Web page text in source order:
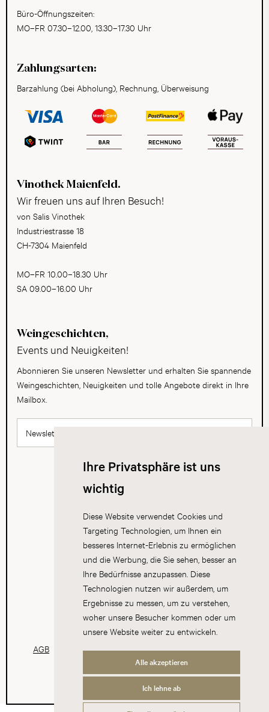
Ihre Privatsphäre ist uns
wichtig
Diese Website verwendet Cookies und
Targeting Technologien, um Ihnen ein
besseres Internet-Erlebnis zu ermöglichen
und die Werbung, die Sie sehen, besser an
Ihre Bedürfnisse anzupassen. Diese
Technologien nutzen wir außerdem, um
Ergebnisse zu messen, um zu verstehen,
woher unsere Besucher kommen oder um
unsere Website weiter zu entwickeln.
Alle akzeptieren
Ich lehne ab
Büro-Öffnungszeiten:
MO–FR 07.30–12.00, 13.30–17.30 Uhr
Zahlungsarten:
Barzahlung (bei Abholung), Rechnung, Überweisung
Vinothek Maienfeld.
Wir freuen uns auf Ihren Besuch!
von Salis Vinothek
Industriestrasse 18
CH-7304 Maienfeld
MO–FR 10.00–18.30 Uhr
SA 09.00–16.00 Uhr
Weingeschichten,
Events und Neuigkeiten!
Abonnieren Sie unseren Newsletter und erhalten Sie spannende
Weingeschichten, Neuigkeiten und tolle Angebote direkt in Ihre
Mailbox.
Newsletter abonnieren
AGB Datenschutz Impressum Cookies